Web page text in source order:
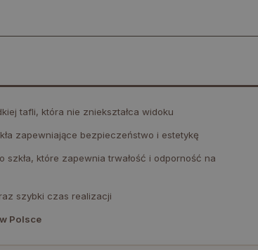
tafli, która nie zniekształca widoku
zapewniające bezpieczeństwo i estetykę
szkła, które zapewnia trwałość i odporność na
szybki czas realizacji
Polsce